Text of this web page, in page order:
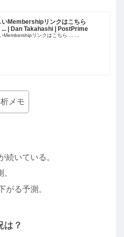
いMembershipリンクはこちら
| Dan Takahashi | PostPrime
Membershipリンクはこちら ... ...
メモ
続いている。
がる予測。
は？